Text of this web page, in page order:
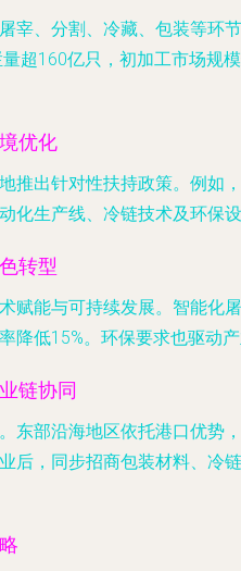
宰、分割、冷藏、包装等环
超160亿只，初加工市场规
优化
推出针对性扶持政策。例如
化生产线、冷链技术及环保
转型
赋能与可持续发展。智能化
降低15%。环保要求也驱动
链协同
东部沿海地区依托港口优势
后，同步招商包装材料、冷